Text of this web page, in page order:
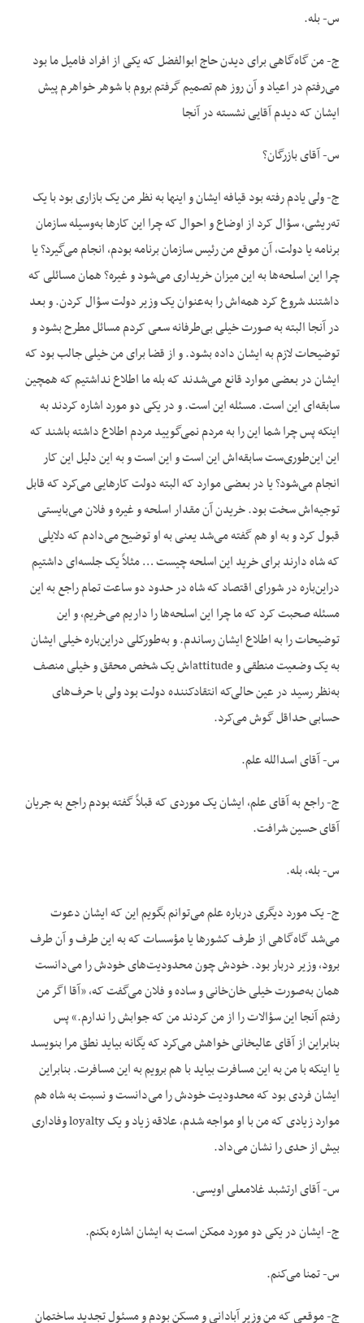
س- بله.
ج- من گاه‌گاهی برای دیدن حاج ابوالفضل که یکی از افراد فامیل ما بود
می‌رفتم در اعیاد و آن روز هم تصمیم گرفتم بروم با شوهر خواهرم پیش
ایشان که دیدم آقایی نشسته در آنجا
س- آقای بازرگان؟
ج- ولی یادم رفته بود قیافه ایشان و اینها به نظر من یک بازاری بود با یک
ته‌ریشی، سؤال کرد از اوضاع و احوال که چرا این کارها به‌وسیله سازمان
برنامه یا دولت، آن موقع من رئیس سازمان برنامه بودم، انجام می‌گیرد؟ یا
چرا این اسلحه‌ها به این میزان خریداری می‌شود و غیره؟ همان مسائلی که
داشتند شروع کرد همه‌اش را به‌عنوان یک وزیر دولت سؤال کردن. و بعد
در آنجا البته به صورت خیلی بی‌طرفانه سعی کردم مسائل مطرح بشود و
توضیحات لازم به ایشان داده بشود. و از قضا برای من خیلی جالب بود که
ایشان در بعضی موارد قانع می‌شدند که بله ما اطلاع نداشتیم که همچین
سابقه‌ای این است. مسئله این است. و در یکی دو مورد اشاره کردند به
اینکه پس چرا شما این را به مردم نمی‌گویید مردم اطلاع داشته باشند که
این این‌طوری‌ست سابقه‌اش این ا‌ست و این‌ است و به این دلیل این کار
انجام می‌شود؟ یا در بعضی موارد که البته دولت کارهایی می‌کرد که قابل
توجیه‌اش سخت بود. خریدن آن مقدار اسلحه و غیره و فلان می‌بایستی
قبول کرد و به او هم گفته می‌شد یعنی به او توضیح می‌دادم که دلایلی
که شاه دارند برای خرید این اسلحه چیست … مثلاً یک جلسه‌ای داشتیم
دراین‌باره در شورای اقتصاد که شاه در حدود دو ساعت تمام راجع به این
مسئله صحبت کرد که ما چرا این اسلحه‌ها را داریم می‌خریم، و این
توضیحات را به اطلاع ایشان رساندم. و به‌طورکلی دراین‌باره خیلی ایشان
به یک وضعیت منطقی و attitudeاش یک شخص محقق و خیلی منصف
به‌نظر رسید در عین حالی‌که انتقادکننده دولت بود ولی با حرف‌های
حسابی حداقل گوش می‌کرد.
س- آقای اسدالله علم.
ج- راجع به آقای علم، ایشان یک موردی که قبلاً گفته بودم راجع به جریان
آقای حسین شرافت.
س- بله، بله.
ج- یک مورد دیگری درباره علم می‌توانم بگویم این که ایشان دعوت
می‌شد گاه‌گاهی از طرف کشورها یا مؤسسات که به این طرف و آن طرف
برود، وزیر دربار بود. خودش چون محدودیت‌های خودش را می‌دانست
همان به‌صورت خیلی‌ خان‌خانی و ساده و فلان می‌گفت که، «آقا اگر من
رفتم آنجا این سؤالات را از من کردند من که جوابش را ندارم.» پس
بنابراین از آقای عالیخانی خواهش می‌کرد که یگانه بیاید نطق مرا بنویسد
یا اینکه با من به این مسافرت بیاید با هم برویم به این مسافرت. بنابراین
ایشان فردی بود که محدودیت خودش را می‌دانست و نسبت به شاه هم
موارد زیادی که من با او مواجه شدم، علاقه زیاد و یک loyalty وفاداری
بیش از حدی را نشان می‌داد.
س- آقای ارتشبد غلامعلی اویسی.
ج- ایشان در یکی دو مورد ممکن است به ایشان اشاره بکنم.
س- تمنا می‌کنم.
ج- موقعی که من وزیر آبادانی و مسکن بودم و مسئول تجدید ساختمان